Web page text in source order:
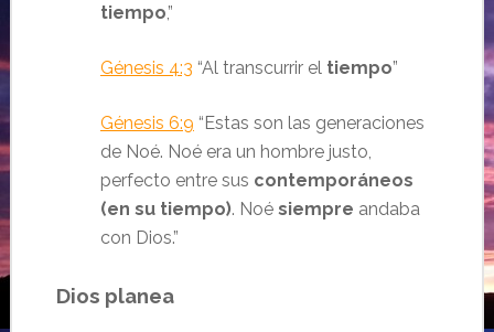
tiempo”
Génesis 4:3 “Al transcurrir el tiempo”
Génesis 6:9 “Estas son las generaciones
de Noé. Noé era un hombre justo,
perfecto entre sus contemporáneos
(en su tiempo). Noé siempre andaba
con Dios.”
Dios planea